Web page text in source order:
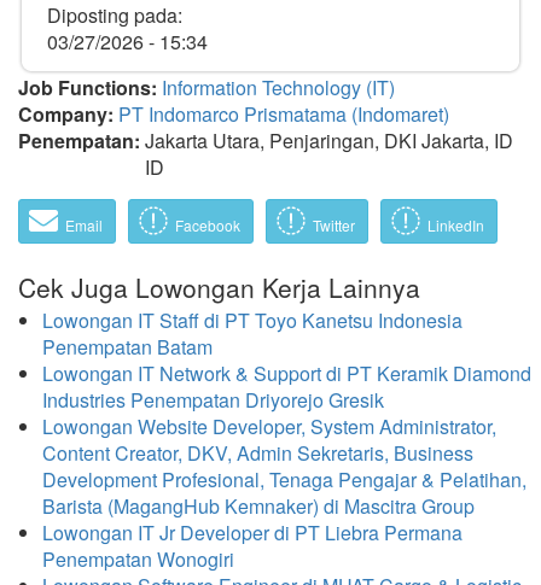
Diposting pada:
03/27/2026 - 15:34
Job Functions: Information Technology (IT)
Company: PT Indomarco Prismatama (Indomaret)
Penempatan: Jakarta Utara, Penjaringan, DKI Jakarta, ID
ID
Email Facebook Twitter LinkedIn
Cek Juga Lowongan Kerja Lainnya
Lowongan IT Staff di PT Toyo Kanetsu Indonesia
Penempatan Batam
Lowongan IT Network & Support di PT Keramik Diamond
Industries Penempatan Driyorejo Gresik
Lowongan Website Developer, System Administrator,
Content Creator, DKV, Admin Sekretaris, Business
Development Profesional, Tenaga Pengajar & Pelatihan,
Barista (MagangHub Kemnaker) di Mascitra Group
Lowongan IT Jr Developer di PT Liebra Permana
Penempatan Wonogiri